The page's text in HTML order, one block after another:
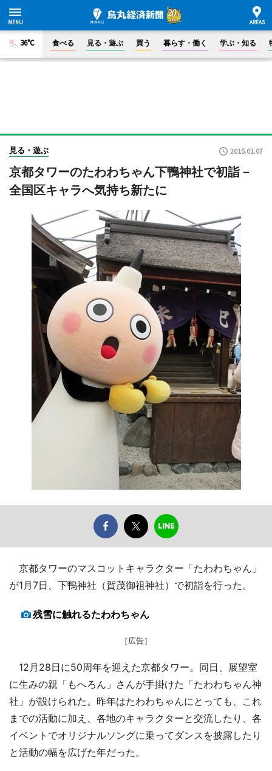
36°C 食べる 見る・遊ぶ 買う 暮らす・働く 学ぶ・知る
見る・遊ぶ 2015.01.07
京都タワーのたわわちゃん下鴨神社で初詣－
全国区キャラへ気持ち新たに
京都タワーのマスコットキャラクター「たわわちゃん」
が1月7日、下鴨神社（賀茂御祖神社）で初詣を行った。
残雪に触れるたわわちゃん
［広告］
12月28日に50周年を迎えた京都タワー。同日、展望室
に生みの親「もへろん」さんが手掛けた「たわわちゃん神
社」が設けられた。昨年はたわわちゃんにとっても、これ
までの活動に加え、各地のキャラクターと交流したり、各
イベントでオリジナルソングに乗ってダンスを披露したり
と活動の幅を広げた年だった。